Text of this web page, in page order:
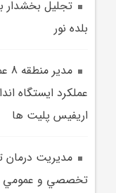
تجليل بخشدار
بلده نور
عملكرد ايستگاه
اريفيس پليت ها